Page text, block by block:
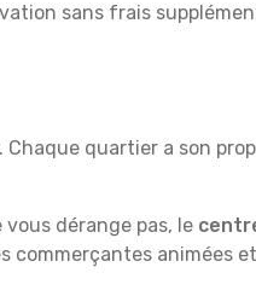
sans frais
quartier a son
dérange pas, le
commerçantes animées